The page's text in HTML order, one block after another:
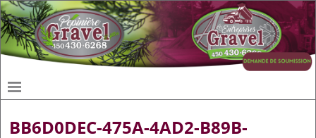
BB6D0DEC-475A-4AD2-B89B-